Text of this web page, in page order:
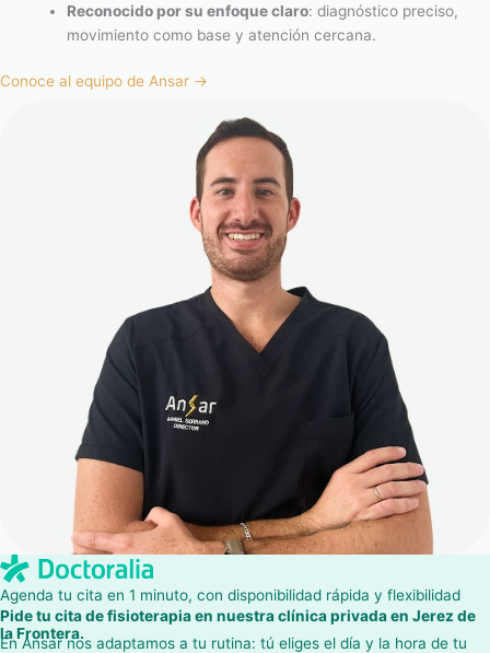
Reconocido por su enfoque claro: diagnóstico preciso,
movimiento como base y atención cercana.
Conoce al equipo de Ansar →
Agenda tu cita en 1 minuto, con disponibilidad rápida y flexibilidad
Pide tu cita de fisioterapia en nuestra clínica privada en Jerez de
la Frontera.
En Ansar nos adaptamos a tu rutina: tú eliges el día y la hora de tu